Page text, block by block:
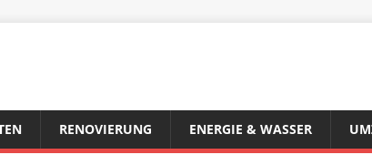
RENOVIERUNG ENERGIE & WASSER